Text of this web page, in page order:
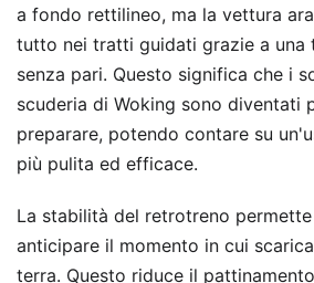
a fondo rettilineo, ma la vettura
tutto nei tratti guidati grazie a una
senza pari. Questo significa che i
scuderia di Woking sono diventati
preparare, potendo contare su
più pulita ed efficace.
La stabilità del retrotreno
anticipare il momento in cui
terra. Questo riduce il